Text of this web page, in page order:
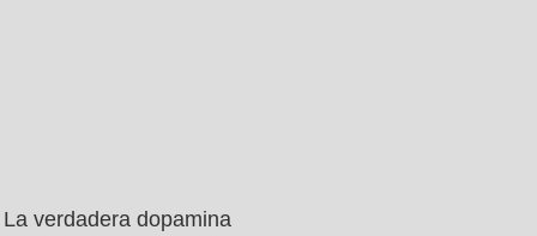
La verdadera dopamina